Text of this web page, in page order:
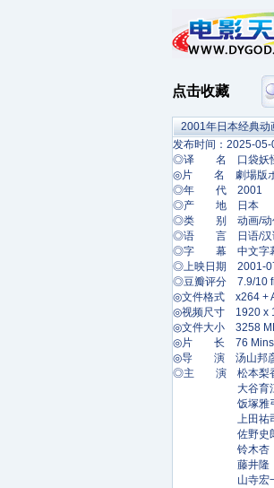
点击收藏
2001年日本经典动
发布时间：2025-
◎译 名 口袋妖怪剧
◎片 名 劇場版ポケ
◎年 代 2001
◎产 地 日本
◎类 别 动画/动
◎语 言 日语/汉语
◎字 幕 中文字
◎上映日期 2001-
◎豆瓣评分 7.9/10
◎文件格式 x264 +
◎视频尺寸 1920 x
◎文件大小 3258
◎片 长 76 Mins
◎导 演 汤山邦
◎主 演 松本梨
大谷育
饭塚雅
上田祐
佐野史
铃木杏
藤井隆
山寺宏